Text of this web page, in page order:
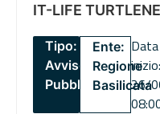
IT-LIFE
Tipo:
Avviso
Pubblico
Ente:
Regione
Basilicata
Data
inizio:
26/